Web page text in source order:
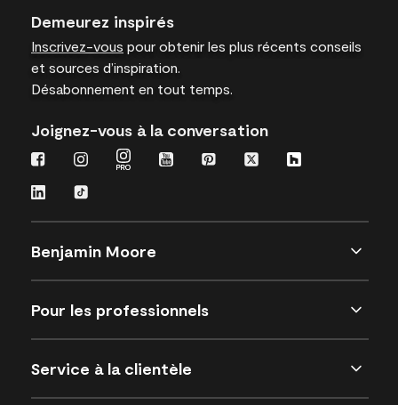
Demeurez inspirés
Inscrivez-vous pour obtenir les plus récents conseils
et sources d’inspiration.
Désabonnement en tout temps.
Joignez-vous à la conversation
Benjamin Moore
Pour les professionnels
Service à la clientèle